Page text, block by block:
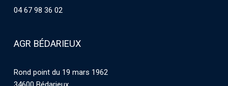
04 67 98 36 02
AGR BÉDARIEUX
Rond point du 19 mars 1962